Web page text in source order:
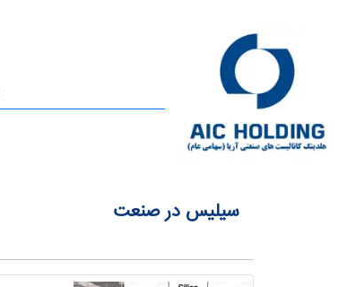
سیلیس در صنعت